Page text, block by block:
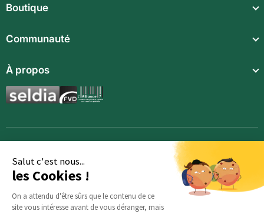
Salut c'est nous...
les Cookies !
On a attendu d'être sûrs que le contenu de ce
site vous intéresse avant de vous déranger, mais
Boutique
Compléments alimentaires
Boissons techniques
Communauté
Communauté
Magazine
À propos
Qui sommes-nous ?
Opportunités
Inscription